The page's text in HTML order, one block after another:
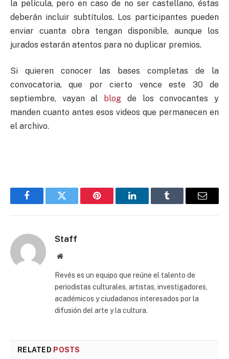
la película, pero en caso de no ser castellano, éstas
deberán incluir subtítulos. Los participantes pueden
enviar cuanta obra tengan disponible, aunque los
jurados estarán atentos para no duplicar premios.
Si quieren conocer las bases completas de la
convocatoria, que por cierto vence este 30 de
septiembre, vayan al blog de los convocantes y
manden cuanto antes esos videos que permanecen en
el archivo.
FacebookTwitter Pinterest LinkedInTumblr Email
Staff
Website
Revés es un equipo que reúne el talento de
periodistas culturales, artistas, investigadores,
académicos y ciudadanos interesados por la
difusión del arte y la cultura.
RELATED POSTS